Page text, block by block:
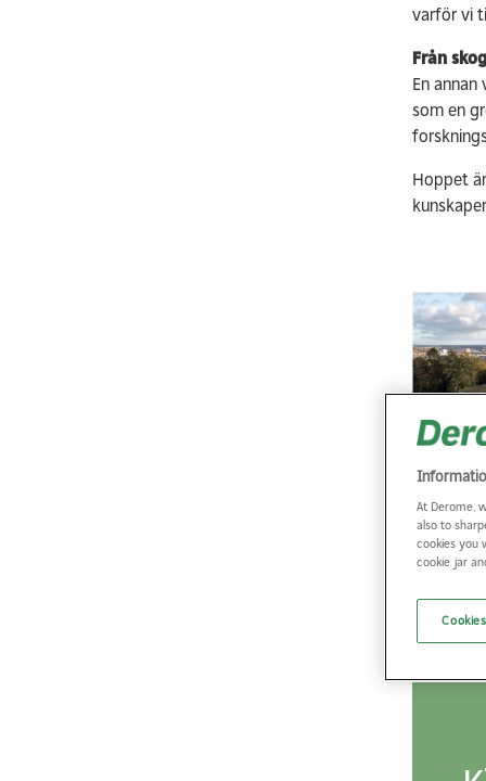
varför vi
Från
En
som en
Hoppet
Fotograf:
At Derome,
also to
cookies you
cookie jar